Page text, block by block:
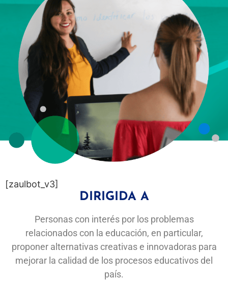
[zaulbot_v3]
DIRIGIDA A
Personas con interés por los problemas
relacionados con la educación, en particular,
proponer alternativas creativas e innovadoras para
mejorar la calidad de los procesos educativos del
país.